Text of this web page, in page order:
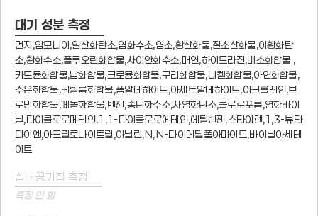
대기 성분 측정
먼지,암모니아,일산화탄소,염화수소,염소,황산화물,질소산화물,이황화탄
소,황화수소,플루오린화합물,사이안화수소,매연,하이드라진,비소화합물 ,
카드뮴화합물,납화합물,크로뮴화합물,구리화합물,니켈화합물,아연화합물,
수은화합물,베릴륨화합물,폼알데하이드,아세트알데하이드,아크롤레인,브
로민화합물,페놀화합물,벤젠,총탄화수소,사염화탄소,클로로포름,염화바이
닐,다이클로로메테인,1,1-다이클로로에테인,에틸벤젠,스타이렌,1,3-뷰타
다이엔,아크릴로나이트릴,아닐린,N,N-다이메틸폼아마이드,바이닐아세테
이트
실내공기질 측정
측정 안 함